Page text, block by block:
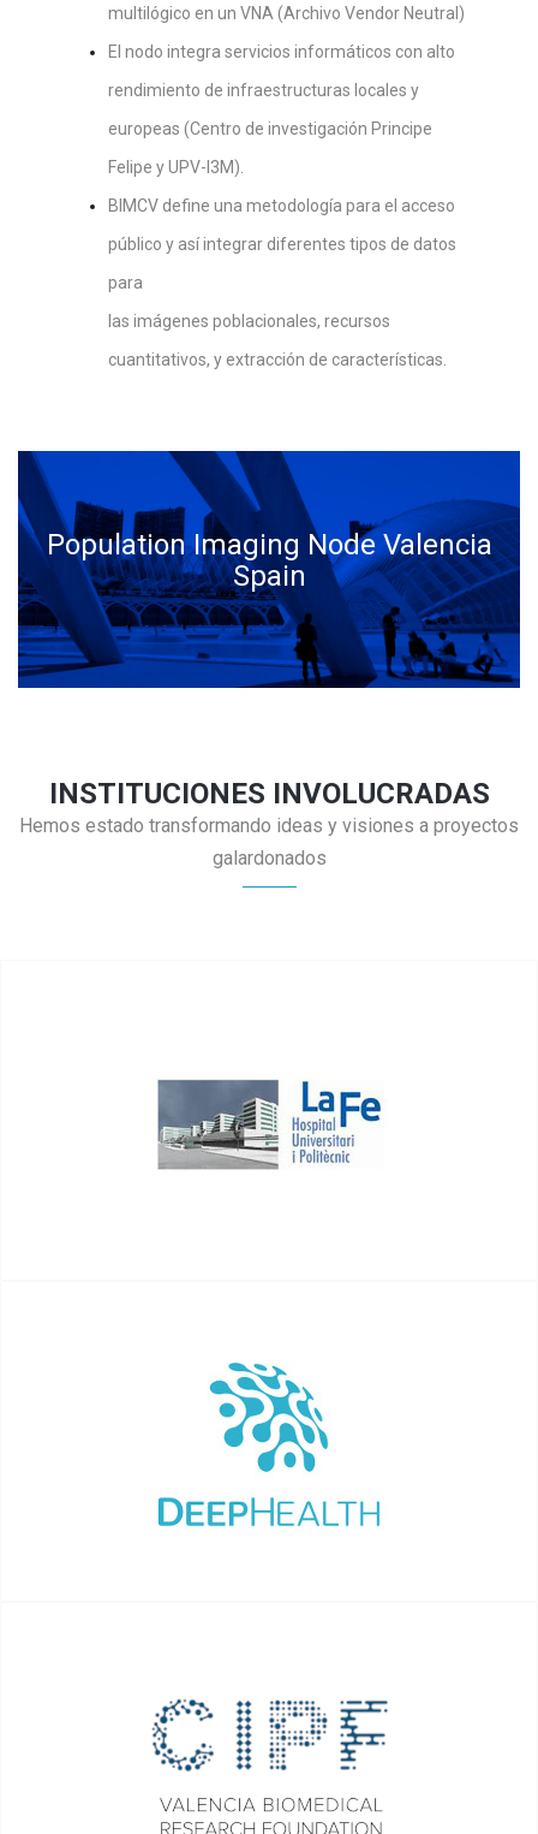
multilógico en un VNA (Archivo Vendor Neutral)
El nodo integra servicios informáticos con alto
rendimiento de infraestructuras locales y
europeas (Centro de investigación Principe
Felipe y UPV-I3M).
BIMCV define una metodología para el acceso
público y así integrar diferentes tipos de datos
para
las imágenes poblacionales, recursos
cuantitativos, y extracción de características.
Population Imaging Node Valencia
Spain
INSTITUCIONES INVOLUCRADAS
Hemos estado transformando ideas y visiones a proyectos
galardonados